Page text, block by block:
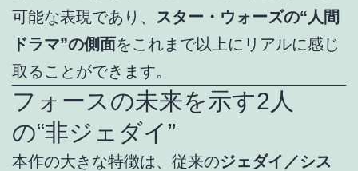
可能な表現であり、 スター・ウォーズの“人間
ドラマ”の側面をこれまで以上にリアルに感じ
取ることができます。
フォースの未来を示す2人
の“非ジェダイ”
本作の大きな特徴は、従来のジェダイ／シス